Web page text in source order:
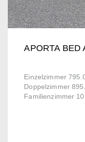
APORTA BED
Einzelzimmer
Doppelzimmer
Familienzimmer